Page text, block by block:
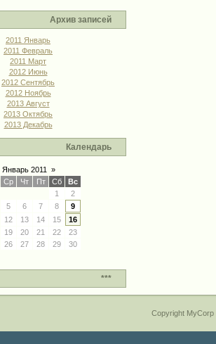
Архив записей
2011 Январь
2011 Февраль
2011 Март
2012 Июнь
2012 Сентябрь
2012 Ноябрь
2013 Август
2013 Октябрь
2013 Декабрь
Календарь
Январь 2011
»
Ср Чт Пт Сб
Вс
1
2
5 6 7 8
9
12 13 14 15
16
19 20 21 22
23
26 27 28 29
30
***
Copyright MyCorp